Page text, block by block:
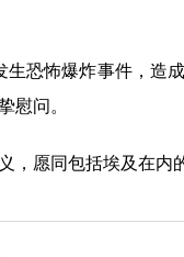
怖爆炸事件，造
慰问。
愿同包括埃及在内